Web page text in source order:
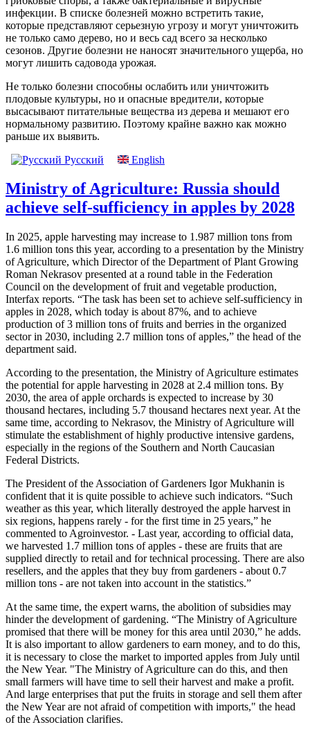
инфекции. В списке болезней можно встретить такие,
которые представляют серьезную угрозу и могут уничтожить
не только само дерево, но и весь сад всего за несколько
сезонов. Другие болезни не наносят значительного ущерба, но
могут лишить садовода урожая.
Не только болезни способны ослабить или уничтожить
плодовые культуры, но и опасные вредители, которые
высасывают питательные вещества из дерева и мешают его
нормальному развитию. Поэтому крайне важно как можно
раньше их выявить.
Русский
English
Ministry of Agriculture: Russia should
achieve self-sufficiency in apples by 2028
In 2025, apple harvesting may increase to 1.987 million tons from
1.6 million tons this year, according to a presentation by the Ministry
of Agriculture, which Director of the Department of Plant Growing
Roman Nekrasov presented at a round table in the Federation
Council on the development of fruit and vegetable production,
Interfax reports. “The task has been set to achieve self-sufficiency in
apples in 2028, which today is about 87%, and to achieve
production of 3 million tons of fruits and berries in the organized
sector in 2030, including 2.7 million tons of apples,” the head of the
department said.
According to the presentation, the Ministry of Agriculture estimates
the potential for apple harvesting in 2028 at 2.4 million tons. By
2030, the area of ​​apple orchards is expected to increase by 30
thousand hectares, including 5.7 thousand hectares next year. At the
same time, according to Nekrasov, the Ministry of Agriculture will
stimulate the establishment of highly productive intensive gardens,
especially in the regions of the Southern and North Caucasian
Federal Districts.
The President of the Association of Gardeners Igor Mukhanin is
confident that it is quite possible to achieve such indicators. “Such
weather as this year, which literally destroyed the apple harvest in
six regions, happens rarely - for the first time in 25 years,” he
commented to Agroinvestor. - Last year, according to official data,
we harvested 1.7 million tons of apples - these are fruits that are
supplied directly to retail and for technical processing. There are also
resellers, and the apples that they buy from gardeners - about 0.7
million tons - are not taken into account in the statistics.”
At the same time, the expert warns, the abolition of subsidies may
hinder the development of gardening. “The Ministry of Agriculture
promised that there will be money for this area until 2030,” he adds.
It is also important to allow gardeners to earn money, and to do this,
it is necessary to close the market to imported apples from July until
the New Year. "The Ministry of Agriculture can do this, and then
small farmers will have time to sell their harvest and make a profit.
And large enterprises that put the fruits in storage and sell them after
the New Year are not afraid of competition with imports," the head
of the Association clarifies.